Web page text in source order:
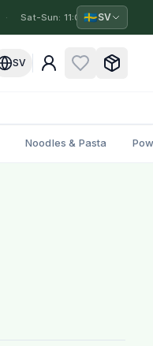
Sat-Sun: 11:00–19:00
🇸🇪SV
SV
Noodles & Pasta